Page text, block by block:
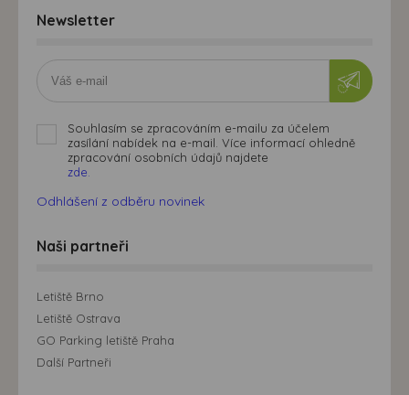
Newsletter
Souhlasím se zpracováním e-mailu za účelem
zasílání nabídek na e-mail. Více informací ohledně
zpracování osobních údajů najdete
zde.
Odhlášení z odběru novinek
Naši partneři
Letiště Brno
Letiště Ostrava
GO Parking letiště Praha
Další Partneři